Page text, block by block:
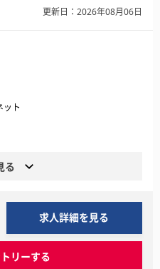
更新日：2026年08月06日
ット
る
求人詳細を見る
リーする